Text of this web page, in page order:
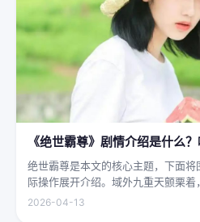
《绝世霸尊》剧情介绍是什么
绝世霸尊是本文的核心主题，下面
际操作展开介绍。域外九重天颤栗
人间界最后一道防线——诛仙阵。阵
2026-04-13